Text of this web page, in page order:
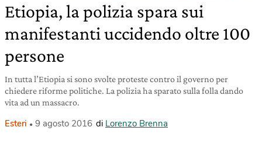
Etiopia, la polizia spara sui
manifestanti uccidendo oltre 100
persone
In tutta l’Etiopia si sono svolte proteste contro il governo per
chiedere riforme politiche. La polizia ha sparato sulla folla dando
vita ad un massacro.
Esteri 9 agosto 2016 di Lorenzo Brenna